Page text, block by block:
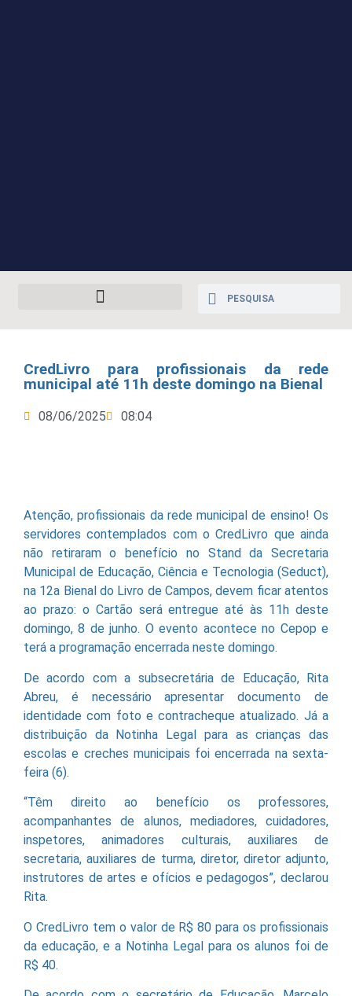
CredLivro para profissionais da rede
municipal até 11h deste domingo na Bienal
08/06/2025 08:04
Atenção, profissionais da rede municipal de ensino! Os
servidores contemplados com o CredLivro que ainda
não retiraram o benefício no Stand da Secretaria
Municipal de Educação, Ciência e Tecnologia (Seduct),
na 12a Bienal do Livro de Campos, devem ficar atentos
ao prazo: o Cartão será entregue até às 11h deste
domingo, 8 de junho. O evento acontece no Cepop e
terá a programação encerrada neste domingo.
De acordo com a subsecretária de Educação, Rita
Abreu, é necessário apresentar documento de
identidade com foto e contracheque atualizado. Já a
distribuição da Notinha Legal para as crianças das
escolas e creches municipais foi encerrada na sexta-
feira (6).
“Têm direito ao benefício os professores,
acompanhantes de alunos, mediadores, cuidadores,
inspetores, animadores culturais, auxiliares de
secretaria, auxiliares de turma, diretor, diretor adjunto,
instrutores de artes e ofícios e pedagogos”, declarou
Rita.
O CredLivro tem o valor de R$ 80 para os profissionais
da educação, e a Notinha Legal para os alunos foi de
R$ 40.